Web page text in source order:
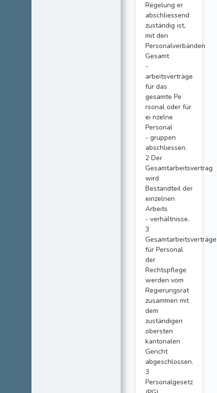
Regelung er
abschliessend
zuständig ist,
mit den
Personalverbänden
Gesamt
-
arbeitsverträge
für das
gesamte Pe
rsonal oder für
ei nzelne
Personal
- gruppen
abschliessen.
2 Der
Gesamtarbeitsvertrag
wird
Bestandteil der
einzelnen
Arbeits
- verhältnisse.
3
Gesamtarbeitsverträge
für Personal
der
Rechtspflege
werden vom
Regierungsrat
zusammen mit
dem
zuständigen
obersten
kantonalen
Gericht
abgeschlossen.
3
Personalgesetz